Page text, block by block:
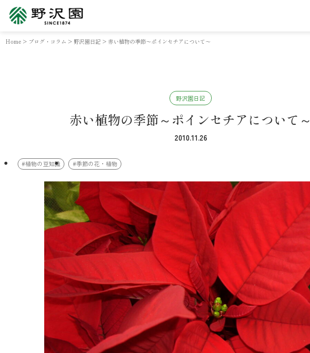
Home > ブログ・コラム > 野沢園日記 > 赤い植物の季節～ポインセチアについて～
野沢園日記
赤い植物の季節～ポインセチアについて～
2010.11.26
#植物の豆知識 #季節の花・植物